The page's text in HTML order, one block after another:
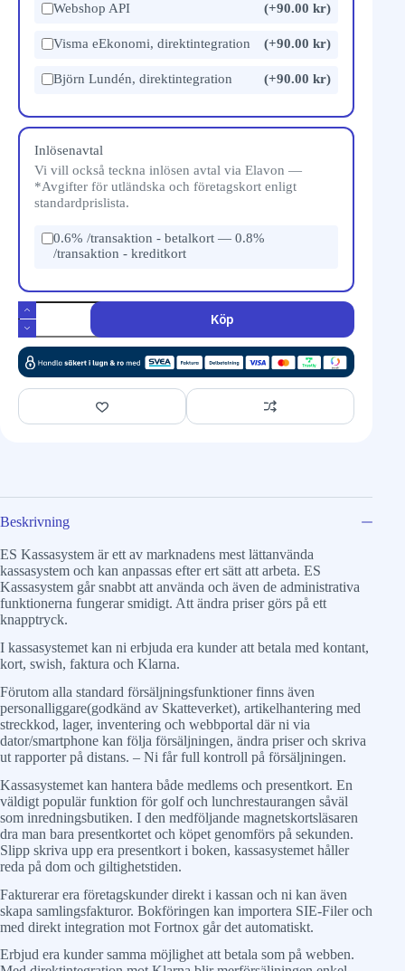
Webshop API (+90.00 kr)
Visma eEkonomi, direktintegration (+90.00 kr)
Björn Lundén, direktintegration (+90.00 kr)
Inlösenavtal
Vi vill också teckna inlösen avtal via Elavon —
*Avgifter för utländska och företagskort enligt
standardprislista.
0.6% /transaktion - betalkort — 0.8%
/transaktion - kreditkort
Köp
Beskrivning
ES Kassasystem är ett av marknadens mest lättanvända
kassasystem och kan anpassas efter ert sätt att arbeta. ES
Kassasystem går snabbt att använda och även de administrativa
funktionerna fungerar smidigt. Att ändra priser görs på ett
knapptryck.
I kassasystemet kan ni erbjuda era kunder att betala med kontant,
kort, swish, faktura och Klarna.
Förutom alla standard försäljningsfunktioner finns även
personalliggare(godkänd av Skatteverket), artikelhantering med
streckkod, lager, inventering och webbportal där ni via
dator/smartphone kan följa försäljningen, ändra priser och skriva
ut rapporter på distans. – Ni får full kontroll på försäljningen.
Kassasystemet kan hantera både medlems och presentkort. En
väldigt populär funktion för golf och lunchrestaurangen såväl
som inredningsbutiken. I den medföljande magnetskortsläsaren
dra man bara presentkortet och köpet genomförs på sekunden.
Slipp skriva upp era presentkort i boken, kassasystemet håller
reda på dom och giltighetstiden.
Fakturerar era företagskunder direkt i kassan och ni kan även
skapa samlingsfakturor. Bokföringen kan importera SIE-Filer och
med direkt integration mot Fortnox går det automatiskt.
Erbjud era kunder samma möjlighet att betala som på webben.